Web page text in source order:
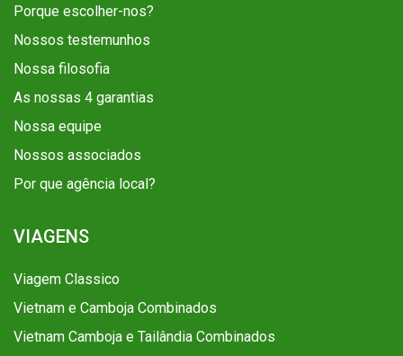
Porque escolher-nos?
Nossos testemunhos
Nossa filosofia
As nossas 4 garantias
Nossa equipe
Nossos associados
Por que agência local?
VIAGENS
Viagem Classico
Vietnam e Camboja Combinados
Vietnam Camboja e Tailândia Combinados